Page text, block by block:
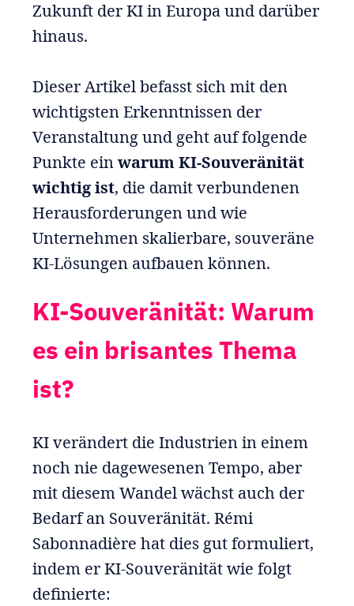
Zukunft der KI in Europa und darüber
hinaus.
Dieser Artikel befasst sich mit den
wichtigsten Erkenntnissen der
Veranstaltung und geht auf folgende
Punkte einwarum KI-Souveränität
wichtig ist, die damit verbundenen
Herausforderungen und wie
Unternehmen skalierbare, souveräne
KI-Lösungen aufbauen können.
KI-Souveränität: Warum
es ein brisantes Thema
ist?
KI verändert die Industrien in einem
noch nie dagewesenen Tempo, aber
mit diesem Wandel wächst auch der
Bedarf an Souveränität. Rémi
Sabonnadière hat dies gut formuliert,
indem er KI-Souveränität wie folgt
definierte: